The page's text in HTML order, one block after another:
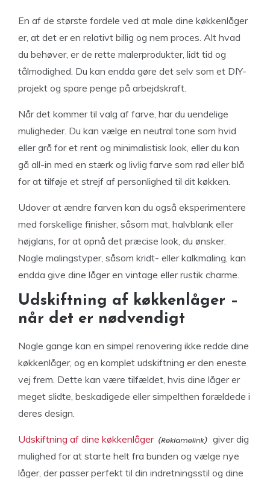
En af de største fordele ved at male dine køkkenlåger
er, at det er en relativt billig og nem proces. Alt hvad
du behøver, er de rette malerprodukter, lidt tid og
tålmodighed. Du kan endda gøre det selv som et DIY-
projekt og spare penge på arbejdskraft.
Når det kommer til valg af farve, har du uendelige
muligheder. Du kan vælge en neutral tone som hvid
eller grå for et rent og minimalistisk look, eller du kan
gå all-in med en stærk og livlig farve som rød eller blå
for at tilføje et strejf af personlighed til dit køkken.
Udover at ændre farven kan du også eksperimentere
med forskellige finisher, såsom mat, halvblank eller
højglans, for at opnå det præcise look, du ønsker.
Nogle malingstyper, såsom kridt- eller kalkmaling, kan
endda give dine låger en vintage eller rustik charme.
Udskiftning af køkkenlåger –
når det er nødvendigt
Nogle gange kan en simpel renovering ikke redde dine
køkkenlåger, og en komplet udskiftning er den eneste
vej frem. Dette kan være tilfældet, hvis dine låger er
meget slidte, beskadigede eller simpelthen forældede i
deres design.
Udskiftning af dine køkkenlåger
giver dig
mulighed for at starte helt fra bunden og vælge nye
låger, der passer perfekt til din indretningsstil og dine